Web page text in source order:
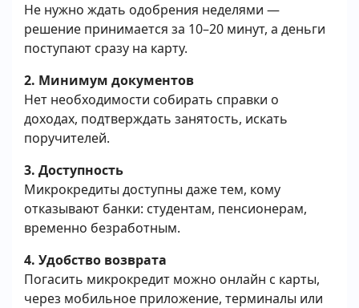
Не нужно ждать одобрения неделями —
решение принимается за 10–20 минут, а деньги
поступают сразу на карту.
2. Минимум документов
Нет необходимости собирать справки о
доходах, подтверждать занятость, искать
поручителей.
3. Доступность
Микрокредиты доступны даже тем, кому
отказывают банки: студентам, пенсионерам,
временно безработным.
4. Удобство возврата
Погасить микрокредит можно онлайн с карты,
через мобильное приложение, терминалы или